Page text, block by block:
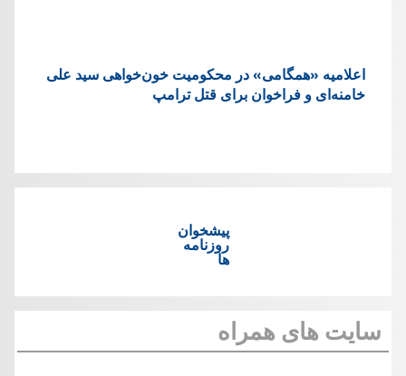
اعلامیه «همگامی» در محکومیت خون‌خواهی سید علی
خامنه‌ای و فراخوان برای قتل ترامپ
پیشخوان
روزنامه
ها
سایت های همراه